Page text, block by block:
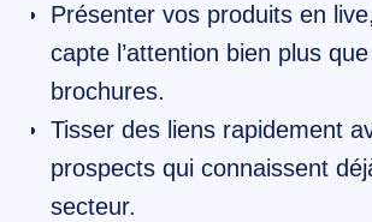
Présenter vos produits en
capte l’attention bien plus
brochures.
Tisser des liens rapidement
prospects qui connaissent
secteur.